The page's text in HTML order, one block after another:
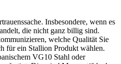
Insbesondere, wenn es
die nicht ganz billig sind.
welche Qualität Sie
für ein Stallion Produkt wählen.
VG10 Stahl oder